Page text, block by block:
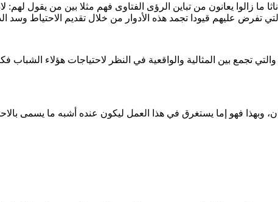
ما زالوا يعانون من تباين الرؤى الفتاوى فهم مثلا بين من يقول لهم:
تجمع بين المثالية والواقعية في النظر لاحتياجات هؤلاء
فهو إما يستغرق في هذا العمل ليكون عنده أشبه ما يسمى